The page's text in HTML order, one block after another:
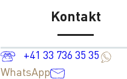
Kontakt
+41 33 736 35 35
WhatsApp